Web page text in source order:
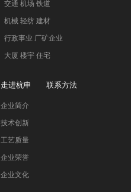
交通 机场 铁道
机械 轻纺 建材
行政事业 厂矿企业
大厦 楼宇 住宅
走进杭申
企业简介
技术创新
工艺质量
企业荣誉
企业文化
联系方法